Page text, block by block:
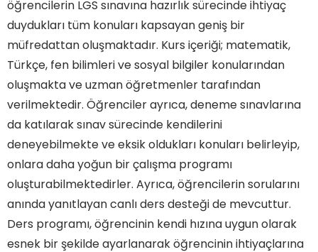
öğrencilerin LGS sınavına hazırlık sürecinde ihtiyaç
duydukları tüm konuları kapsayan geniş bir
müfredattan oluşmaktadır. Kurs içeriği; matematik,
Türkçe, fen bilimleri ve sosyal bilgiler konularından
oluşmakta ve uzman öğretmenler tarafından
verilmektedir. Öğrenciler ayrıca, deneme sınavlarına
da katılarak sınav sürecinde kendilerini
deneyebilmekte ve eksik oldukları konuları belirleyip,
onlara daha yoğun bir çalışma programı
oluşturabilmektedirler. Ayrıca, öğrencilerin sorularını
anında yanıtlayan canlı ders desteği de mevcuttur.
Ders programı, öğrencinin kendi hızına uygun olarak
esnek bir şekilde ayarlanarak öğrencinin ihtiyaçlarına